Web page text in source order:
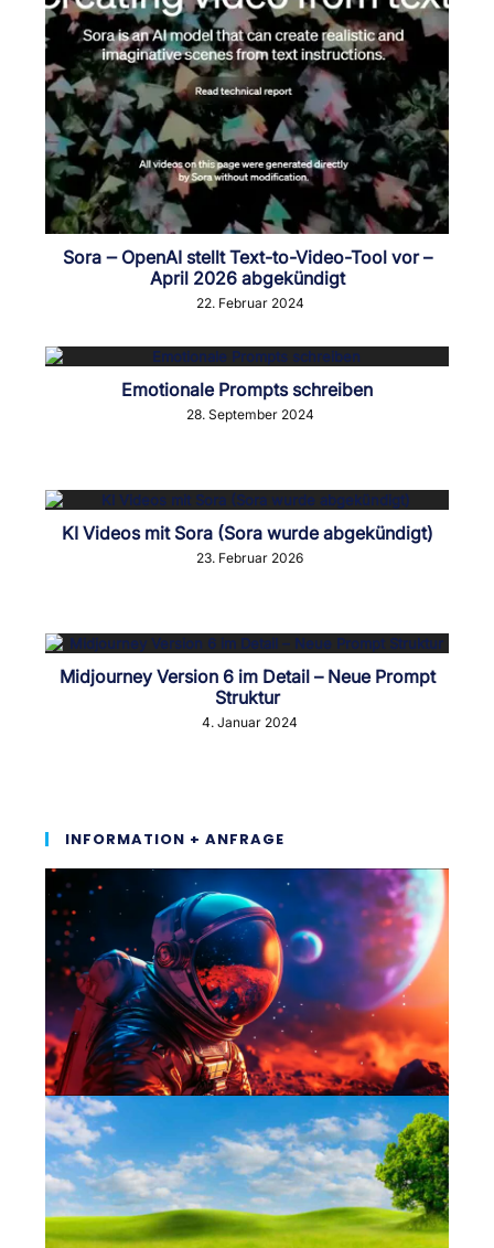
Sora ‒ OpenAI stellt Text-to-Video-Tool vor –
April 2026 abgekündigt
22. Februar 2024
Emotionale Prompts schreiben
28. September 2024
KI Videos mit Sora (Sora wurde abgekündigt)
23. Februar 2026
Midjourney Version 6 im Detail – Neue Prompt
Struktur
4. Januar 2024
INFORMATION + ANFRAGE